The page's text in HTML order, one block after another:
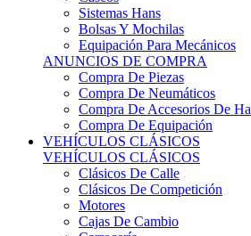
Sistemas Hans
Bolsas Y Mochilas
Equipación Para Mecánicos
ANUNCIOS DE COMPRA
Compra De Piezas
Compra De Neumáticos
Compra De Accesorios De
Compra De Equipación
VEHÍCULOS CLÁSICOS
VEHÍCULOS CLÁSICOS
Clásicos De Calle
Clásicos De Competición
Motores
Cajas De Cambio